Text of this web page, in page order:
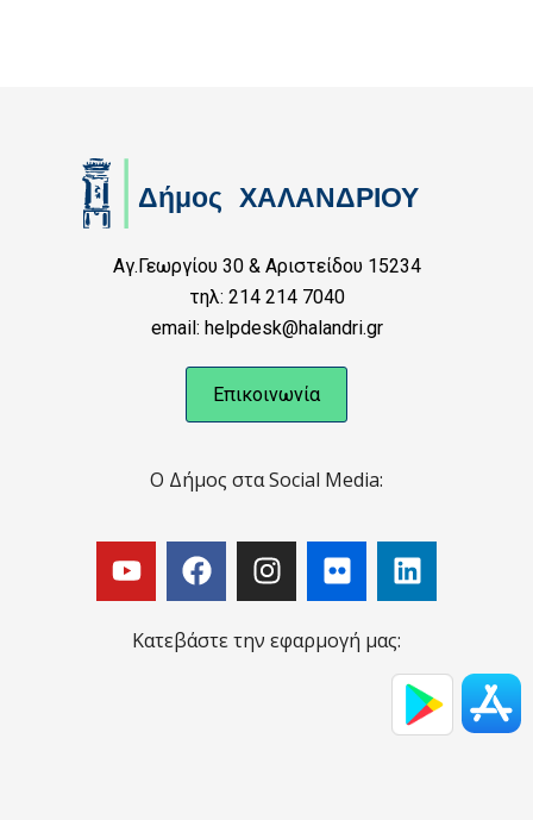
Αγ.Γεωργίου 30 & Αριστείδου 15234
τηλ: 214 214 7040
email: helpdesk@halandri.gr
Επικοινωνία
Ο Δήμος στα Social Media:
Κατεβάστε την εφαρμογή μας: